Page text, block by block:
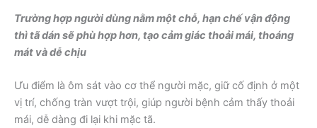
Trường hợp người dùng nằm một chỗ, hạn chế vận động
thì tã dán sẽ phù hợp hơn, tạo cảm giác thoải mái, thoáng
mát và dễ chịu
Ưu điểm là ôm sát vào cơ thể người mặc, giữ cố định ở một
vị trí, chống tràn vượt trội, giúp người bệnh cảm thấy thoải
mái, dễ dàng đi lại khi mặc tã.